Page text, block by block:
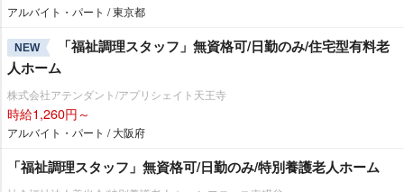
アルバイト・パート / 東京都
NEW
「福祉調理スタッフ」無資格可/日勤のみ/住宅型有料老
人ホーム
株式会社アテンダント/アプリシェイト天王寺
時給1,260円～
アルバイト・パート / 大阪府
「福祉調理スタッフ」無資格可/日勤のみ/特別養護老人ホーム